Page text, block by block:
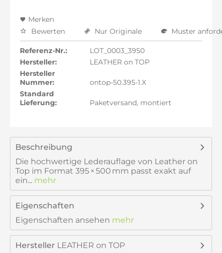
Merken
Bewerten
Nur Originale Muster
Referenz-Nr.:
LOT_0003_3950
Hersteller:
LEATHER on TOP
Hersteller
Nummer:
ontop-50.395-1.X
Standard
Lieferung:
Paketversand, montiert
Beschreibung
Die hochwertige Lederauflage von Leather on
Top im Format 395 × 500 mm passt exakt auf
ein... mehr
Eigenschaften
Eigenschaften ansehen mehr
Hersteller LEATHER on TOP